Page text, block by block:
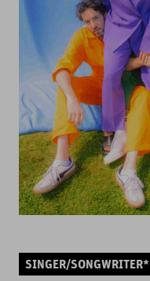
SINGER/SONGWRITER*